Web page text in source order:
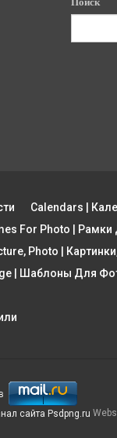
Calendars |
For Photo |
Photo |
| Шаблоны Для